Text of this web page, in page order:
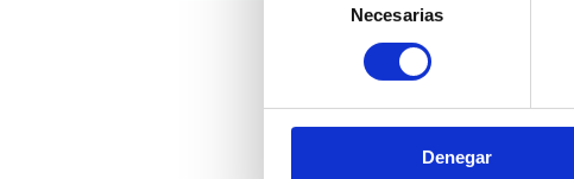
consentimiento
Necesarias
Denegar